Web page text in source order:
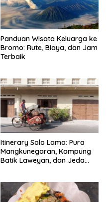
Panduan Wisata Keluarga ke
Bromo: Rute, Biaya, dan Jam
Terbaik
Itinerary Solo Lama: Pura
Mangkunegaran, Kampung
Batik Laweyan, dan Jeda